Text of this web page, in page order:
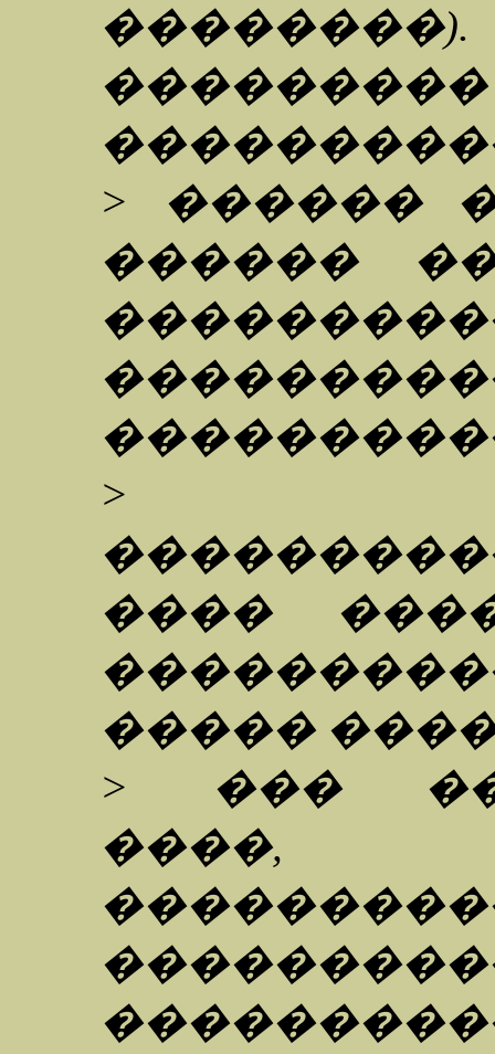
> ������
������
>
����
�����
> ���
����,